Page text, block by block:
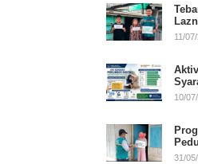
11/
10/
31/